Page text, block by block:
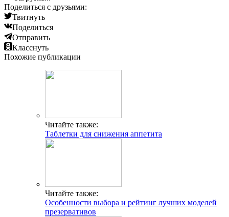
Поделиться с друзьями:
Твитнуть
Поделиться
Отправить
Класснуть
Похожие публикации
Читайте также:
Таблетки для снижения аппетита
Читайте также:
Особенности выбора и рейтинг лучших моделей
презервативов